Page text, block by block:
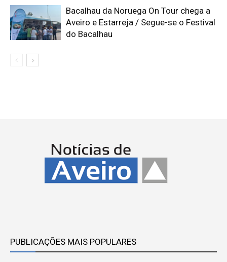
Bacalhau da Noruega On Tour chega a
Aveiro e Estarreja / Segue-se o Festival
do Bacalhau
PUBLICAÇÕES MAIS POPULARES